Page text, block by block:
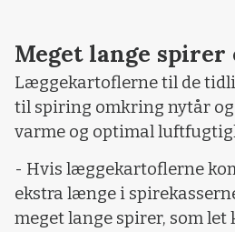
Meget lange
Læggekartoflerne til de
til spiring omkring nytår og
varme og optimal
- Hvis læggekartoflerne
ekstra længe i
meget lange spirer, som